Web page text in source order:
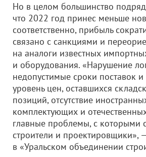
Но в целом большинство
что 2022 год принес меньше
соответственно, прибыль
связано с санкциями и
на аналоги известных
и оборудования. «Нарушение
недопустимые сроки поставок
уровень цен, оставшихся
позиций, отсутствие
комплектующих и
главные проблемы, с которыми
строители и проектировщики»,
в «Уральском объединении